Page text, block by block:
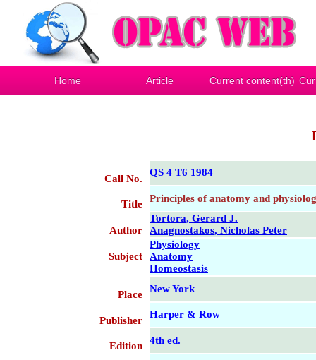
Home Article Current content(th)
Call No.
QS 4 T6 1984
Title Principles of anatomy and
Author
Tortora, Gerard J.
Anagnostakos, Nicholas Peter
Subject
Physiology
Anatomy
Homeostasis
Place New York
Publisher
Harper & Row
Edition 4th ed.